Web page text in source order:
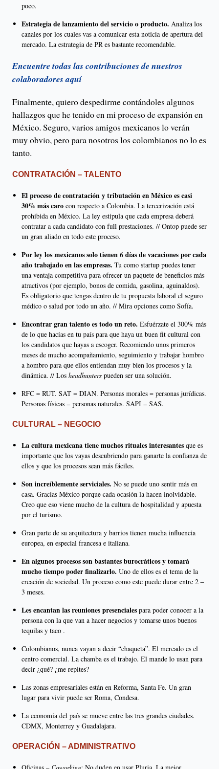
poco.
Estrategia de lanzamiento del servicio o producto. Analiza los
canales por los cuales vas a comunicar esta noticia de apertura del
mercado. La estrategia de PR es bastante recomendable.
Encuentre todas las contribuciones de nuestros
colaboradores aquí
Finalmente, quiero despedirme contándoles algunos
hallazgos que he tenido en mi proceso de expansión en
México. Seguro, varios amigos mexicanos lo verán
muy obvio, pero para nosotros los colombianos no lo es
tanto.
CONTRATACIÓN – TALENTO
El proceso de contratación y tributación en México es casi
30% más caro con respecto a Colombia. La tercerización está
prohibida en México. La ley estipula que cada empresa deberá
contratar a cada candidato con full prestaciones. // Ontop puede ser
un gran aliado en todo este proceso.
Por ley los mexicanos solo tienen 6 días de vacaciones por cada
año trabajado en las empresas. Tu como startup puedes tener
una ventaja competitiva para ofrecer un paquete de beneficios más
atractivos (por ejemplo, bonos de comida, gasolina, aguinaldos).
Es obligatorio que tengas dentro de tu propuesta laboral el seguro
médico o salud por todo un año. // Mira opciones como Sofía.
Encontrar gran talento es todo un reto. Esfuérzate el 300% más
de lo que hacías en tu país para que haya un buen fit cultural con
los candidatos que hayas a escoger. Recomiendo unos primeros
meses de mucho acompañamiento, seguimiento y trabajar hombro
a hombro para que ellos entiendan muy bien los procesos y la
dinámica. // Los headhunters pueden ser una solución.
RFC = RUT. SAT = DIAN. Personas morales = personas jurídicas.
Personas físicas = personas naturales. SAPI = SAS.
CULTURAL – NEGOCIO
La cultura mexicana tiene muchos rituales interesantes que es
importante que los vayas descubriendo para ganarte la confianza de
ellos y que los procesos sean más fáciles.
Son increíblemente serviciales. No se puede uno sentir más en
casa. Gracias México porque cada ocasión la hacen inolvidable.
Creo que eso viene mucho de la cultura de hospitalidad y apuesta
por el turismo.
Gran parte de su arquitectura y barrios tienen mucha influencia
europea, en especial francesa e italiana.
En algunos procesos son bastantes burocráticos y tomará
mucho tiempo poder finalizarlo. Uno de ellos es el tema de la
creación de sociedad. Un proceso como este puede durar entre 2 –
3 meses.
Les encantan las reuniones presenciales para poder conocer a la
persona con la que van a hacer negocios y tomarse unos buenos
tequilas y taco .
Colombianos, nunca vayan a decir “chaqueta”. El mercado es el
centro comercial. La chamba es el trabajo. El mande lo usan para
decir ¿qué? ¿me repites?
Las zonas empresariales están en Reforma, Santa Fe. Un gran
lugar para vivir puede ser Roma, Condesa.
La economía del país se mueve entre las tres grandes ciudades.
CDMX, Monterrey y Guadalajara.
OPERACIÓN – ADMINISTRATIVO